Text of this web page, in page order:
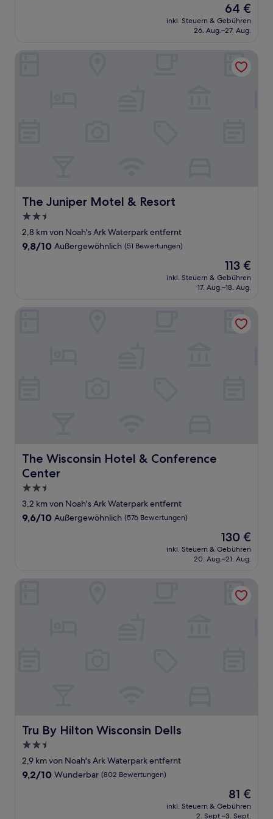
Der
Preis
beträgt
64 €
inkl. Steuern & Gebühren
26. Aug.–27. Aug.
The Juniper Motel & Resort
The Juniper Motel & Resort
2.5-
Sterne-
Unterkunft
2,8 km von Noah's Ark Waterpark entfernt
9.8
9,8/10 Außergewöhnlich (51 Bewertungen)
Der
Preis
beträgt
113 €
inkl. Steuern & Gebühren
17. Aug.–18. Aug.
The Wisconsin Hotel & Conference
Center
The Wisconsin Hotel & Conference Center
2.5-
Sterne-
Unterkunft
3,2 km von Noah's Ark Waterpark entfernt
9.6
9,6/10 Außergewöhnlich (576 Bewertungen)
Der
Preis
beträgt
130 €
inkl. Steuern & Gebühren
20. Aug.–21. Aug.
Tru By Hilton Wisconsin Dells
Tru By Hilton Wisconsin Dells
2.5-
Sterne-
Unterkunft
2,9 km von Noah's Ark Waterpark entfernt
9.2
9,2/10 Wunderbar (802 Bewertungen)
Der
Preis
beträgt
81 €
inkl. Steuern & Gebühren
2. Sept.–3. Sept.